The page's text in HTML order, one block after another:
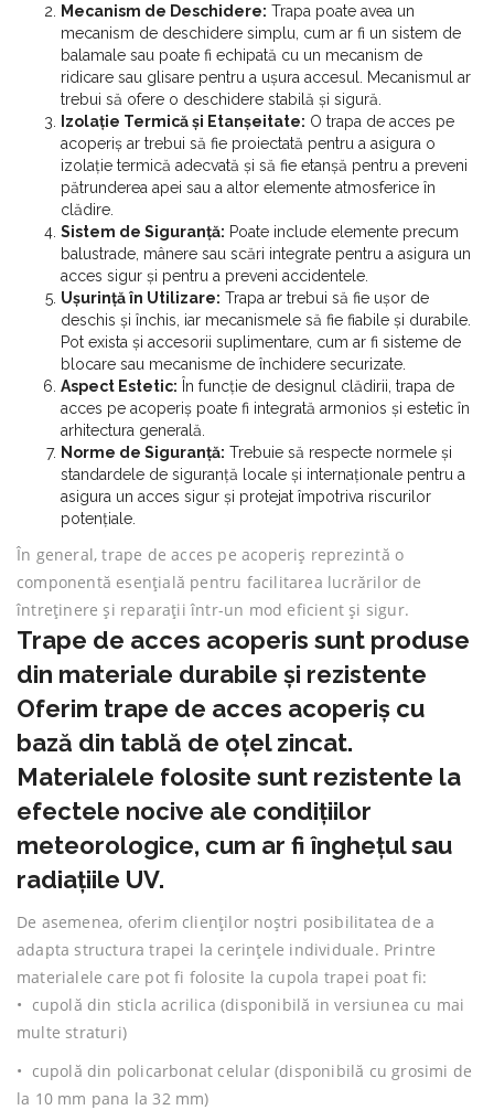
Mecanism de Deschidere: Trapa poate avea un
mecanism de deschidere simplu, cum ar fi un sistem de
balamale sau poate fi echipată cu un mecanism de
ridicare sau glisare pentru a ușura accesul. Mecanismul ar
trebui să ofere o deschidere stabilă și sigură.
Izolație Termică și Etanșeitate: O trapa de acces pe
acoperiș ar trebui să fie proiectată pentru a asigura o
izolație termică adecvată și să fie etanșă pentru a preveni
pătrunderea apei sau a altor elemente atmosferice în
clădire.
Sistem de Siguranță: Poate include elemente precum
balustrade, mânere sau scări integrate pentru a asigura un
acces sigur și pentru a preveni accidentele.
Ușurință în Utilizare: Trapa ar trebui să fie ușor de
deschis și închis, iar mecanismele să fie fiabile și durabile.
Pot exista și accesorii suplimentare, cum ar fi sisteme de
blocare sau mecanisme de închidere securizate.
Aspect Estetic: În funcție de designul clădirii, trapa de
acces pe acoperiș poate fi integrată armonios și estetic în
arhitectura generală.
Norme de Siguranță: Trebuie să respecte normele și
standardele de siguranță locale și internaționale pentru a
asigura un acces sigur și protejat împotriva riscurilor
potențiale.
În general, trape de acces pe acoperiș reprezintă o
componentă esențială pentru facilitarea lucrărilor de
întreținere și reparații într-un mod eficient și sigur.
Trape de acces acoperis sunt produse
din materiale durabile și rezistente
Oferim trape de acces acoperiș cu
bază din tablă de oțel zincat.
Materialele folosite sunt rezistente la
efectele nocive ale condițiilor
meteorologice, cum ar fi înghețul sau
radiațiile UV.
De asemenea, oferim clienților noștri posibilitatea de a
adapta structura trapei la cerințele individuale. Printre
materialele care pot fi folosite la cupola trapei poat fi:
• cupolă din sticla acrilica (disponibilă in versiunea cu mai
multe straturi)
• cupolă din policarbonat celular (disponibilă cu grosimi de
la 10 mm pana la 32 mm)